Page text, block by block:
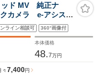
ッド MV 純正ナ
カメラ e-アシス
ートヒーター
フロントフォ
ライン相談可 360°画像付
本体価格
48.7万円
々7,400円